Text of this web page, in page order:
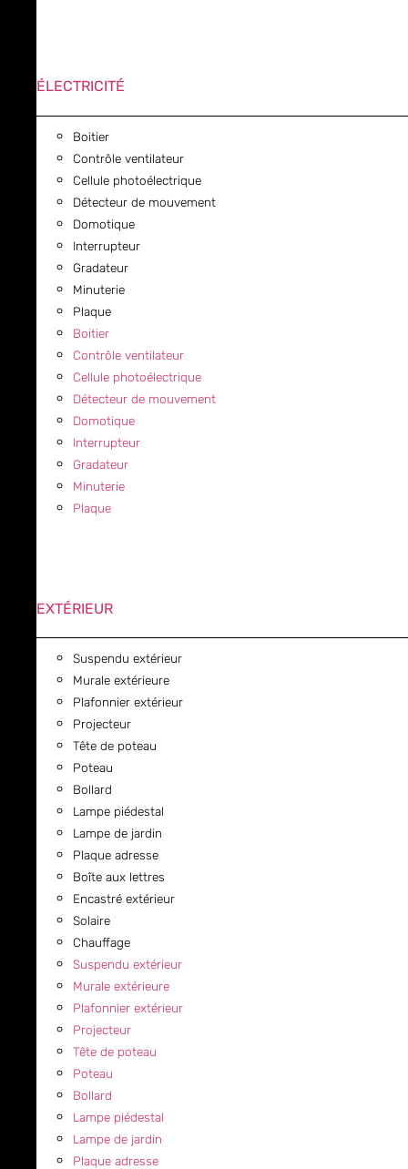
ÉLECTRICITÉ
Boitier
Contrôle ventilateur
Cellule photoélectrique
Détecteur de mouvement
Domotique
Interrupteur
Gradateur
Minuterie
Plaque
Boitier
Contrôle ventilateur
Cellule photoélectrique
Détecteur de mouvement
Domotique
Interrupteur
Gradateur
Minuterie
Plaque
EXTÉRIEUR
Suspendu extérieur
Murale extérieure
Plafonnier extérieur
Projecteur
Tête de poteau
Poteau
Bollard
Lampe piédestal
Lampe de jardin
Plaque adresse
Boîte aux lettres
Encastré extérieur
Solaire
Chauffage
Suspendu extérieur
Murale extérieure
Plafonnier extérieur
Projecteur
Tête de poteau
Poteau
Bollard
Lampe piédestal
Lampe de jardin
Plaque adresse